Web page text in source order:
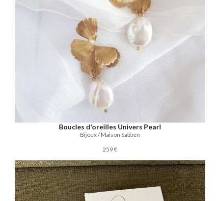
Boucles d'oreilles Univers Pearl
Bijoux / Maison Sabben
259 €